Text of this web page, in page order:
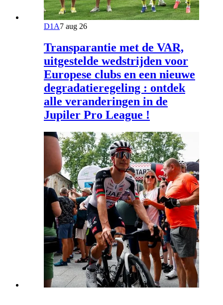
D1A7 aug 26
Transparantie met de VAR,
uitgestelde wedstrijden voor
Europese clubs en een nieuwe
degradatieregeling : ontdek
alle veranderingen in de
Jupiler Pro League !